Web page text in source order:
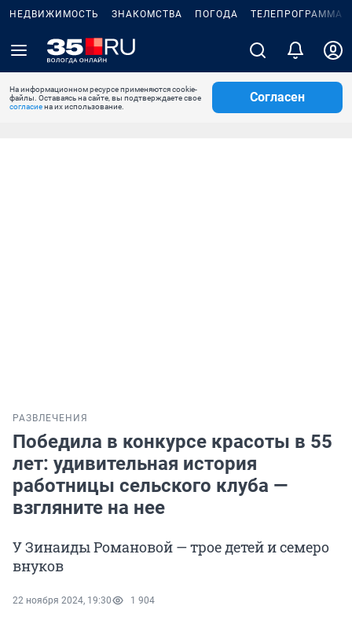
НЕДВИЖИМОСТЬ ЗНАКОМСТВА ПОГОДА ТЕЛЕПРОГРАММА
На информационном ресурсе применяются cookie-
файлы. Оставаясь на сайте, вы подтверждаете свое
согласиена их использование.
Согласен
РАЗВЛЕЧЕНИЯ
Победила в конкурсе красоты в 55
лет: удивительная история
работницы сельского клуба —
взгляните на нее
У Зинаиды Романовой — трое детей и семеро
внуков
22 ноября 2024, 19:30 1 904